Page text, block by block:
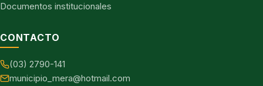
Documentos institucionales
CONTACTO
(03) 2790-141
municipio_mera@hotmail.com